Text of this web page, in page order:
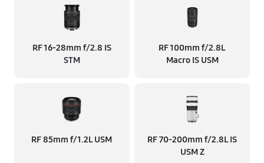
RF 16‑28mm f/2.8 IS
STM
RF 100mm f/2.8L
Macro IS USM
RF 85mm f/1.2L USM
RF 70‑200mm f/2.8L IS
USM Z